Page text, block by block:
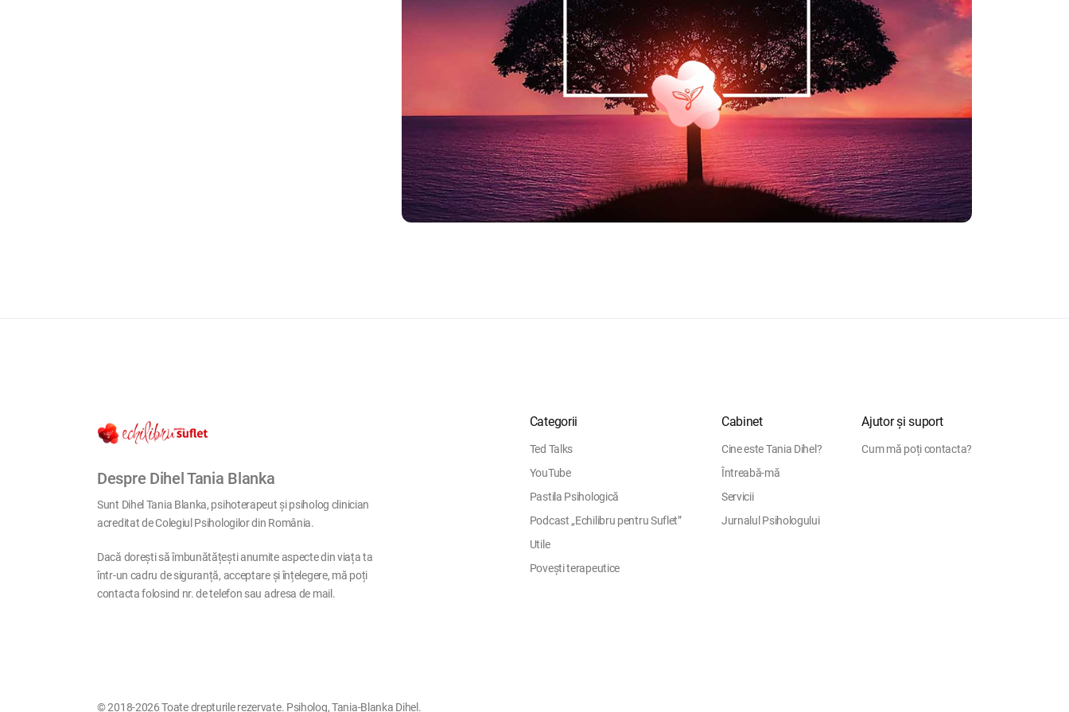
Despre Dihel Tania Blanka
Sunt Dihel Tania Blanka, psihoterapeut și psiholog clinician
acreditat de Colegiul Psihologilor din România.
Dacă dorești să îmbunătățești anumite aspecte din viața ta
într-un cadru de siguranță, acceptare și înțelegere, mă poți
contacta folosind nr. de telefon sau adresa de mail.
Categorii
Ted Talks
YouTube
Pastila Psihologică
Podcast „Echilibru pentru Suflet”
Utile
Povești terapeutice
Cabinet
Cine este Tania Dihel?
Întreabă-mă
Servicii
Jurnalul Psihologului
Ajutor și suport
Cum mă poți contacta?
© 2018-2026 Toate drepturile rezervate. Psiholog, Tania-Blanka Dihel.